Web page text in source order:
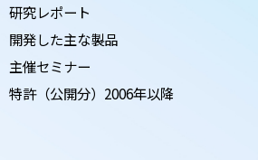
研究レポート
開発した主な製品
主催セミナー
特許（公開分）2006年以降